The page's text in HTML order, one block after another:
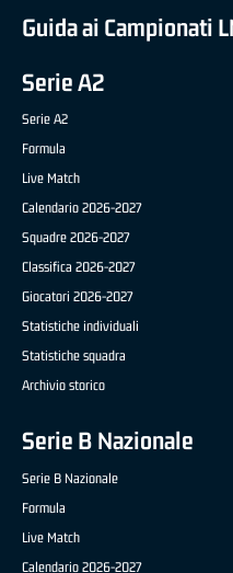
Guida ai Campionati
Serie A2
Serie A2
Formula
Live Match
Calendario 2026-2027
Squadre 2026-2027
Classifica 2026-2027
Giocatori 2026-2027
Statistiche individuali
Statistiche squadra
Archivio storico
Serie B Nazionale
Serie B Nazionale
Formula
Live Match
Calendario 2026-2027